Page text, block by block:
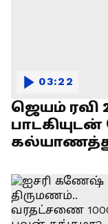
ஜெயம் ரவி
03:22